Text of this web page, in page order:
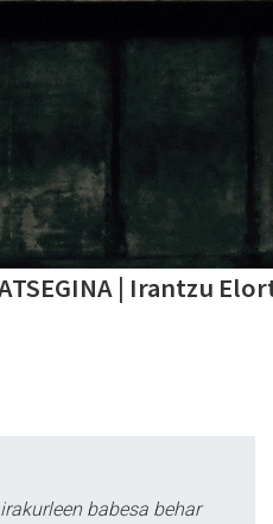
ATSEGINA | Irantzu
babesa behar